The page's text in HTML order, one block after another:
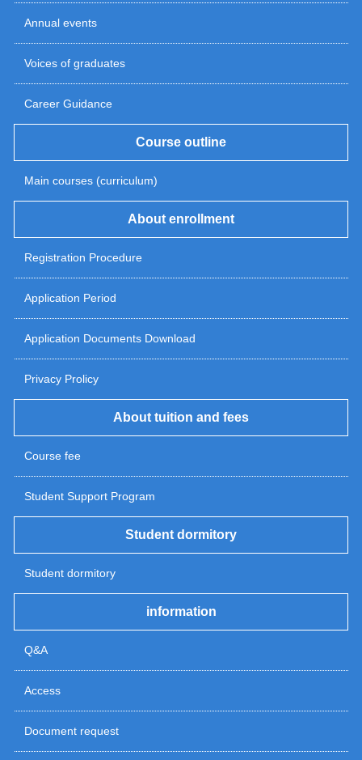
Annual events
Voices of graduates
Career Guidance
Course outline
Main courses (curriculum)
About enrollment
Registration Procedure
Application Period
Application Documents Download
Privacy Prolicy
About tuition and fees
Course fee
Student Support Program
Student dormitory
Student dormitory
information
Q&A
Access
Document request